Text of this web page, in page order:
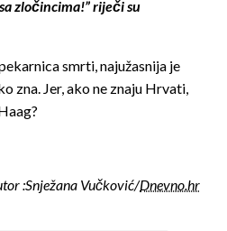
zločincima!” riječi su
smrti, najužasnija je
zna. Jer, ako ne znaju Hrvati,
:Snježana Vučković/Dnevno.hr